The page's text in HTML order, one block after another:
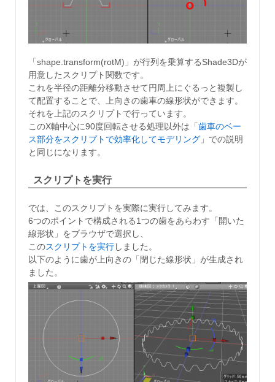
「shape.transform(rotM)」が行列を乗算するShade3Dが
用意したスクリプト関数です。
これを半径の距離分移動させて円周上にぐるっと複製し
て配置することで、上向きの歯車の線形状ができます。
それを上記のスクリプトで行っています。
このX軸中心に90度回転させる処理以外は「 歯車のベー
ス部分をスクリプトで効率化してモデリング 」での説明
と同じになります。
スクリプトを実行
では、このスクリプトを実際に実行してみます。
6つのポイントで構成される1つの歯をあらわす「開いた
線形状」をブラウザで選択し、
このスクリプトを実行しました。
以下のように歯が上向きの「閉じた線形状」が生成され
ました。